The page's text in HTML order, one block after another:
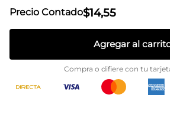
Precio Contado$14,55
Agregar al
Compra o difiere con tu